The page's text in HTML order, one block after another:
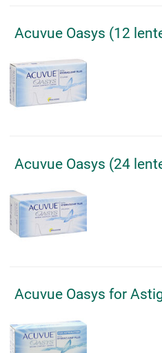
Acuvue Oasys (12
Acuvue Oasys (24
Acuvue Oasys for